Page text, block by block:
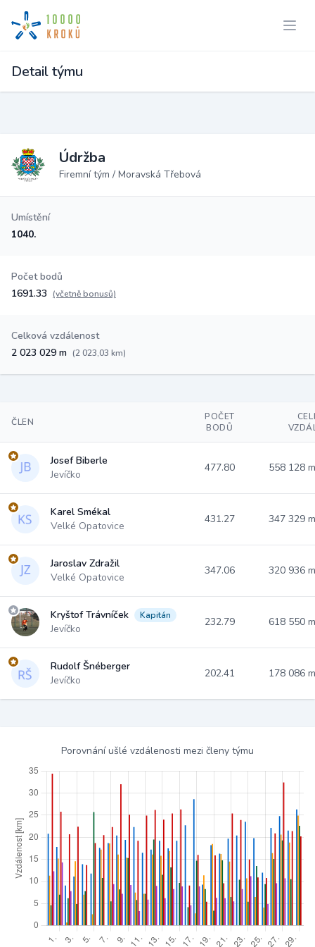
Detail týmu
Údržba
Firemní tým / Moravská Třebová
Umístění
1040.
Počet bodů
1691.33 (včetně bonusů)
Celková vzdálenost
2 023 029 m (2 023,03 km)
ČLEN
POČET
BODŮ
Josef Biberle
Jevíčko
477.80 558 128
Karel Smékal
Velké Opatovice
431.27 347 329
Jaroslav Zdražil
Velké Opatovice
347.06 320 936
Kryštof Trávníček Kapitán
Jevíčko
232.79 618 550
Rudolf Šnéberger
Jevíčko
202.41 178 086
Porovnání ušlé vzdálenosti mezi členy týmu